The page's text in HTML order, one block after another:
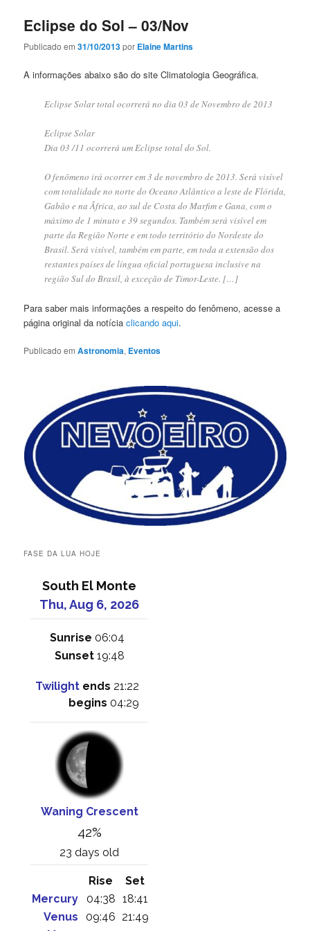
Eclipse do Sol – 03/Nov
Publicado em31/10/2013por Elaine Martins
A informações abaixo são do site Climatologia Geográfica.
Eclipse Solar total ocorrerá no dia 03 de Novembro de 2013
Eclipse Solar
Dia 03 /11 ocorrerá um Eclipse total do Sol.
O fenômeno irá ocorrer em 3 de novembro de 2013. Será visível
com totalidade no norte do Oceano Atlântico a leste de Flórida,
Gabão e na Ãfrica, ao sul de Costa do Marfim e Gana, com o
máximo de 1 minuto e 39 segundos. Também será visível em
parte da Região Norte e em todo território do Nordeste do
Brasil. Será visível, também em parte, em toda a extensão dos
restantes países de língua oficial portuguesa inclusive na
região Sul do Brasil, à exceção de Timor-Leste. […]
Para saber mais informações a respeito do fenômeno, acesse a
página original da notíciaclicando aqui.
Publicado em Astronomia, Eventos
FASE DA LUA HOJE